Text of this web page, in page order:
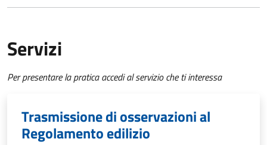
Servizi
Per presentare la pratica accedi al servizio che ti interessa
Trasmissione di osservazioni al
Regolamento edilizio